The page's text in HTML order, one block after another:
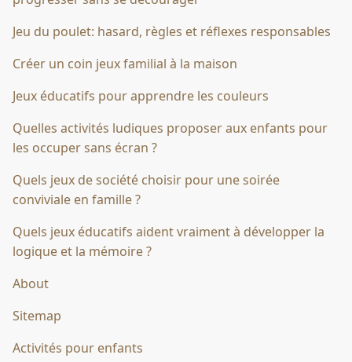
Jeu du poulet: hasard, règles et réflexes responsables
Créer un coin jeux familial à la maison
Jeux éducatifs pour apprendre les couleurs
Quelles activités ludiques proposer aux enfants pour
les occuper sans écran ?
Quels jeux de société choisir pour une soirée
conviviale en famille ?
Quels jeux éducatifs aident vraiment à développer la
logique et la mémoire ?
About
Sitemap
Activités pour enfants